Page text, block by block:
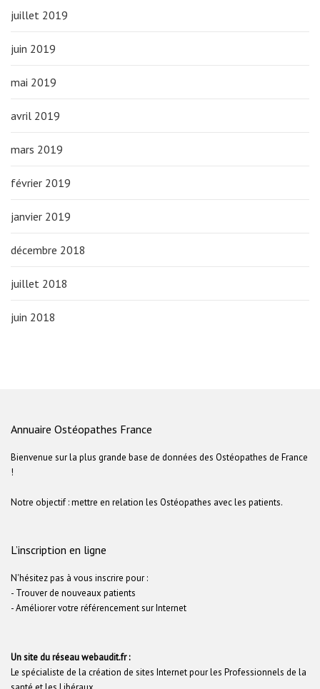
juillet 2019
juin 2019
mai 2019
avril 2019
mars 2019
février 2019
janvier 2019
décembre 2018
juillet 2018
juin 2018
Annuaire Ostéopathes France
Bienvenue sur la plus grande base de données des Ostéopathes de France
!
Notre objectif : mettre en relation les Ostéopathes avec les patients.
L’inscription en ligne
N'hésitez pas à vous inscrire pour :
- Trouver de nouveaux patients
- Améliorer votre référencement sur Internet
Un site du réseau webaudit.fr :
Le spécialiste de la création de sites Internet pour les Professionnels de la